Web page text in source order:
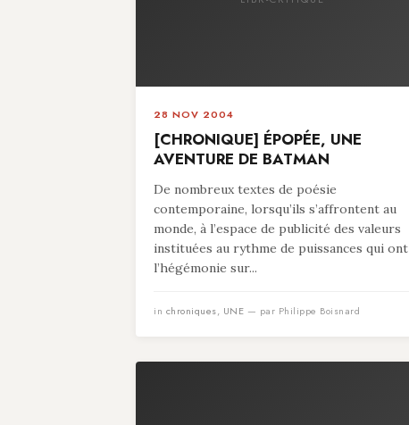
28 NOV 2004
[CHRONIQUE] ÉPOPÉE, UNE
AVENTURE DE BATMAN
De nombreux textes de poésie
contemporaine, lorsqu’ils s’affrontent au
monde, à l’espace de publicité des valeurs
instituées au rythme de puissances qui ont
l’hégémonie sur...
in chroniques, UNE — par Philippe Boisnard